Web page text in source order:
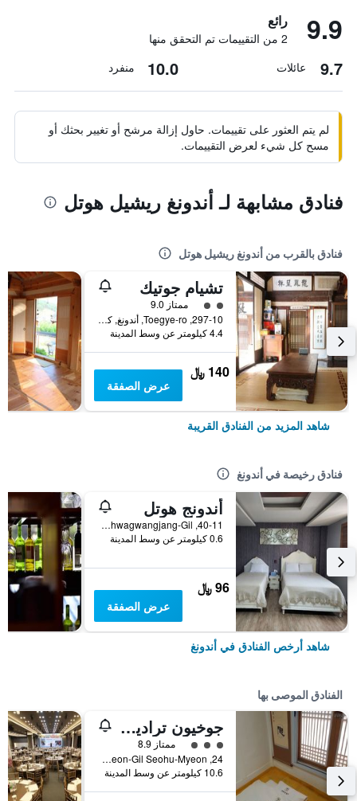
9.9 رائع
2 من التقييمات تم التحقق منها
9.7 عائلات 10.0 منفرد
لم يتم العثور على تقييمات. حاول إزالة مرشح أو تغيير بحثك أو
مسح كل شيء لعرض التقييمات.
فنادق مشابهة لـ أندونغ ريشيل هوتل
فنادق بالقرب من أندونغ ريشيل هوتل
تشيام جوتيك
تقييم فئة 2
ممتاز 9.0
297-10, Toegye-ro, أندونغ, كوريا الجنوبية
4.4 كيلومتر عن وسط المدينة
140 ﷼
عرض الصفقة
شاهد المزيد من الفنادق القريبة
فنادق رخيصة في أندونغ
أندونج هوتل
40-11, Munhwagwangjang-Gil, أندونغ, كوريا الجنوبية
0.6 كيلومتر عن وسط المدينة
96 ﷼
عرض الصفقة
شاهد أرخص الفنادق في أندونغ
الفنادق الموصى بها
جوخيون تراديشنال هاوس
تقييم فئة 3ممتاز 8.9
24, Taejangjukheon-Gil Seohu-Myeon, أندونغ, كوريا الجنوبية
10.6 كيلومتر عن وسط المدينة